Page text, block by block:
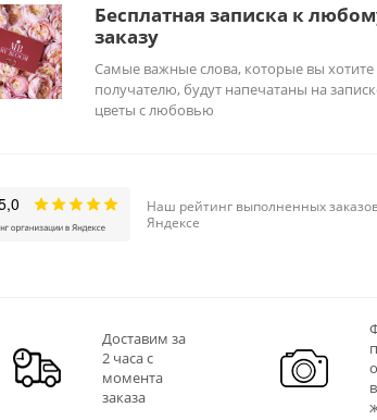
Бесплатная записка к
заказу
Самые важные слова, которые вы хотите
получателю, будут напечатаны на
цветы с любовью
Наш рейтинг выполненных
Яндексе
Доставим за
2 часа с
момента
заказа